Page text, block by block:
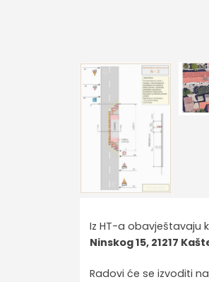
Iz HT-a obavještavaju
Ninskog 15, 21217
Radovi će se izvoditi na